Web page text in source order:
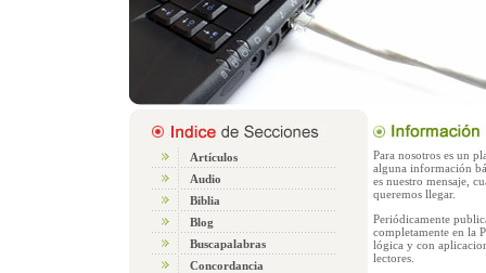
Artículos
Audio
Biblia
Blog
Buscapalabras
Concordancia
Para nosotros es un
alguna información
es nuestro mensaje,
queremos llegar.
Periódicamente
completamente en la
lógica y con
lectores.